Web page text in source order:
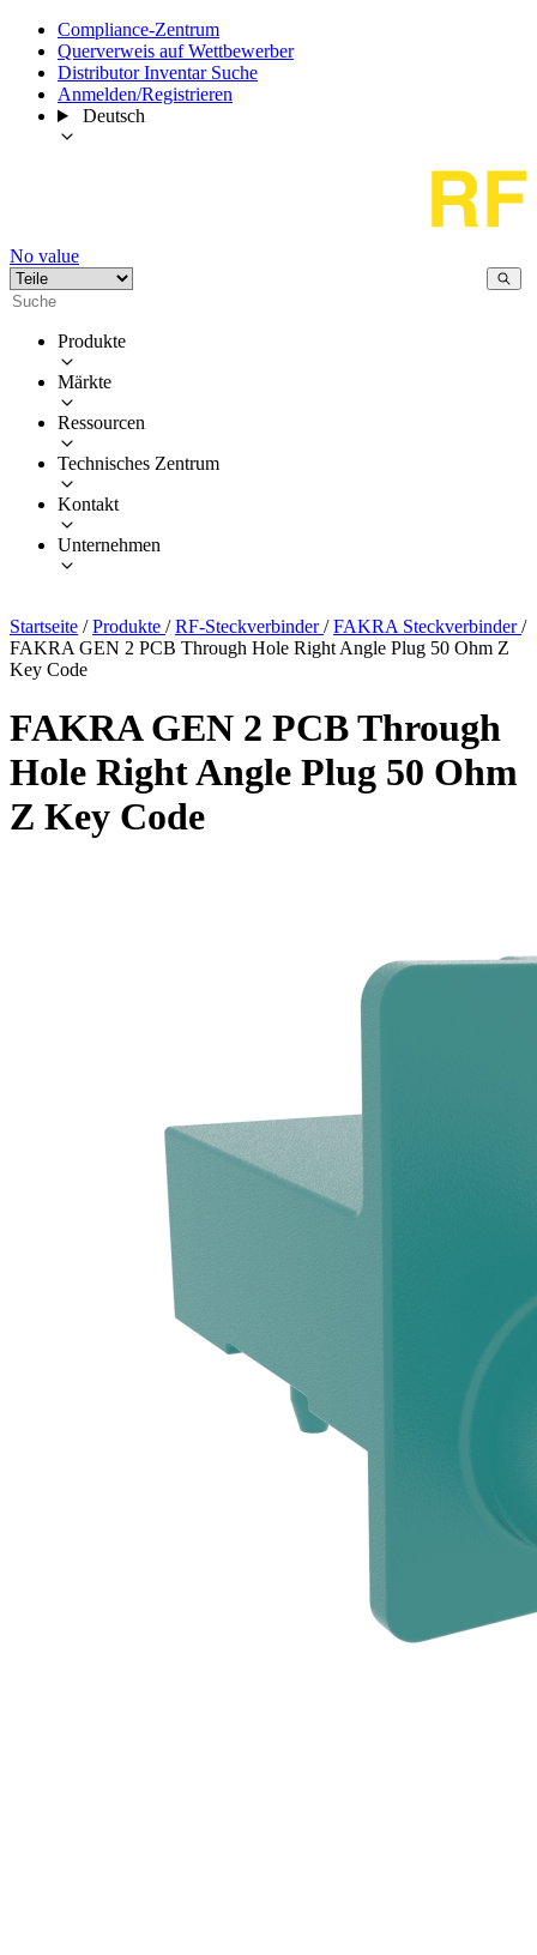
Compliance-Zentrum
Querverweis auf Wettbewerber
Distributor Inventar Suche
Anmelden/Registrieren
Deutsch
No value
Produkte
Märkte
Ressourcen
Technisches Zentrum
Kontakt
Unternehmen
Startseite / Produkte / RF-Steckverbinder/ FAKRA Steckverbinder/
FAKRA GEN 2 PCB Through Hole Right Angle Plug 50 Ohm Z
Key Code
FAKRA GEN 2 PCB Through
Hole Right Angle Plug 50 Ohm
Z Key Code